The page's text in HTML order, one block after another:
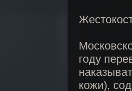
году
кожи),